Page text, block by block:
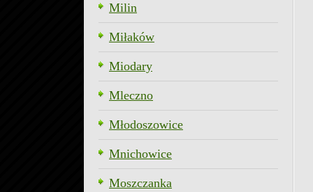
Milin
Miłaków
Miodary
Mleczno
Młodoszowice
Mnichowice
Moszczanka